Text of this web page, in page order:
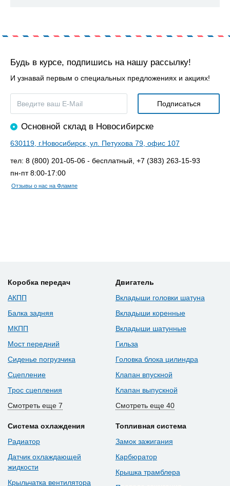
Будь в курсе, подпишись на нашу рассылку!
И узнавай первым о специальных предложениях и акциях!
Основной склад в Новосибирске
630119, г.Новосибирск, ул. Петухова 79, офис 107
тел: 8 (800) 201-05-06 - бесплатный, +7 (383) 263-15-93
пн-пт 8:00-17:00
Отзывы о нас на Флампе
Коробка передач
АКПП
Балка задняя
МКПП
Мост передний
Сиденье погрузчика
Сцепление
Трос сцепления
Смотреть еще 7
Двигатель
Вкладыши головки шатуна
Вкладыши коренные
Вкладыши шатунные
Гильза
Головка блока цилиндра
Клапан впускной
Клапан выпускной
Смотреть еще 40
Система охлаждения
Радиатор
Датчик охлаждающей
жидкости
Крыльчатка вентилятора
Топливная система
Замок зажигания
Карбюратор
Крышка трамблера